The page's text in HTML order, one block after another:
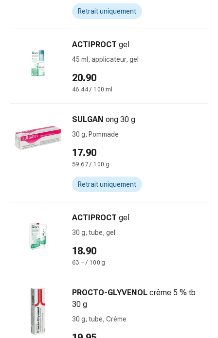
Mouchoirs
papier
Rhume
Soins
des
plaies
Bandes
élastiques
Pansements
pour
doigts
Pansements
Bandes
Bandes
pansement,
tapes
Retrait uniquement
ACTIPROCT gel
45 ml, applicateur, gel
20.90
46.44 / 100 ml
SULGAN ong 30 g
30 g, Pommade
17.90
59.67 / 100 g
Retrait uniquement
ACTIPROCT gel
30 g, tube, gel
18.90
63.– / 100 g
PROCTO-GLYVENOL crème 5 % tb
30 g
30 g, tube, Crème